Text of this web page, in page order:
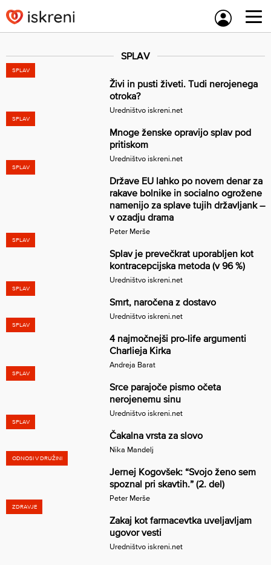
to
content
SPLAV
SPLAV
Živi in pusti živeti. Tudi nerojenega
otroka?
Uredništvo iskreni.net
SPLAV
Mnoge ženske opravijo splav pod
pritiskom
Uredništvo iskreni.net
SPLAV
Države EU lahko po novem denar za
rakave bolnike in socialno ogrožene
namenijo za splave tujih državljank –
v ozadju drama
Peter Merše
SPLAV
Splav je prevečkrat uporabljen kot
kontracepcijska metoda (v 96 %)
Uredništvo iskreni.net
SPLAV
Smrt, naročena z dostavo
Uredništvo iskreni.net
SPLAV
4 najmočnejši pro-life argumenti
Charlieja Kirka
Andreja Barat
SPLAV
Srce parajoče pismo očeta
nerojenemu sinu
Uredništvo iskreni.net
SPLAV
Čakalna vrsta za slovo
Nika Mandelj
ODNOSI V DRUŽINI
Jernej Kogovšek: “Svojo ženo sem
spoznal pri skavtih.” (2. del)
Peter Merše
ZDRAVJE
Zakaj kot farmacevtka uveljavljam
ugovor vesti
Uredništvo iskreni.net